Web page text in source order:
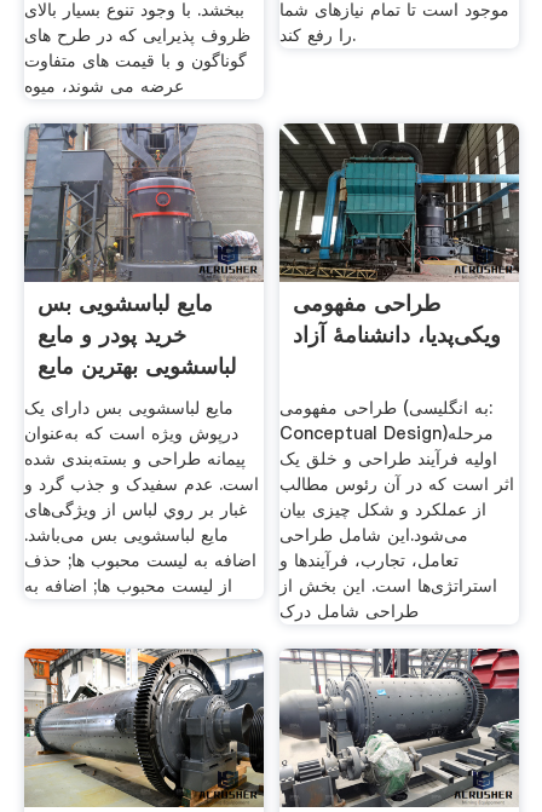
ببخشد. با وجود تنوع بسیار بالای
ظروف پذیرایی که در طرح های
گوناگون و با قیمت های متفاوت
عرضه می شوند، میوه
موجود است تا تمام نیازهای شما
را رفع کند.
مایع لباسشویی بس
خرید پودر و مایع
لباسشویی بهترین مایع
مایع لباسشویی بس دارای یک
درپوش ویژه است که به‌عنوان
پیمانه طراحی و بسته‌بندی شده
است. عدم سفيدک و جذب گرد و
غبار بر روي لباس از ویژگی‌های
مایع لباسشویی بس می‌باشد.
اضافه به لیست محبوب ها; حذف
از لیست محبوب ها; اضافه به
طراحی مفهومی
ویکی‌پدیا، دانشنامهٔ آزاد
طراحی مفهومی (به انگلیسی:
Conceptual Design)مرحله
اولیه فرآیند طراحی و خلق یک
اثر است که در آن رئوس مطالب
از عملکرد و شکل چیزی بیان
می‌شود.این شامل طراحی
تعامل، تجارب، فرآیندها و
استراتژی‌ها است. این بخش از
طراحی شامل درک